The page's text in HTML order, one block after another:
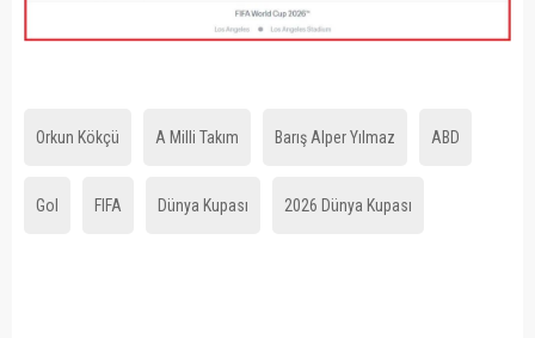
Orkun Kökçü A Milli Takım Barış Alper Yılmaz ABD
Gol FIFA Dünya Kupası 2026 Dünya Kupası